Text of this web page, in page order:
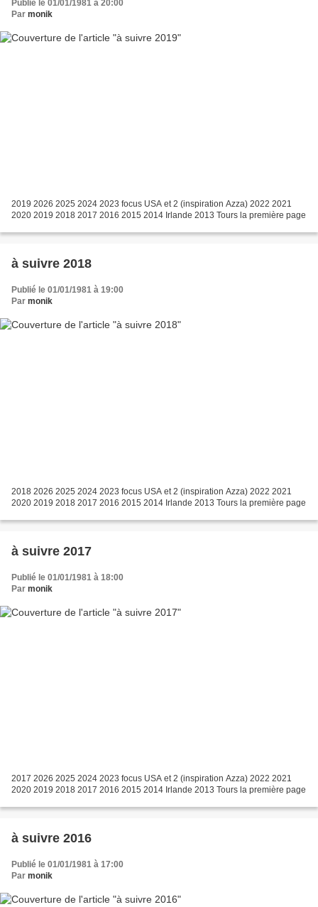
Publié le 01/01/1981 à 20:00
Par monik
2019 2026 2025 2024 2023 focus USA et 2 (inspiration Azza) 2022 2021
2020 2019 2018 2017 2016 2015 2014 Irlande 2013 Tours la première page
à suivre 2018
Publié le 01/01/1981 à 19:00
Par monik
2018 2026 2025 2024 2023 focus USA et 2 (inspiration Azza) 2022 2021
2020 2019 2018 2017 2016 2015 2014 Irlande 2013 Tours la première page
à suivre 2017
Publié le 01/01/1981 à 18:00
Par monik
2017 2026 2025 2024 2023 focus USA et 2 (inspiration Azza) 2022 2021
2020 2019 2018 2017 2016 2015 2014 Irlande 2013 Tours la première page
à suivre 2016
Publié le 01/01/1981 à 17:00
Par monik